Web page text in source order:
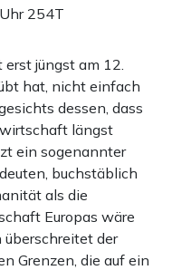
254T
erst jüngst am 12.
hat, nicht einfach
dessen, dass
längst
ein sogenannter
buchstäblich
als die
Europas wäre
der
Grenzen, die auf ein